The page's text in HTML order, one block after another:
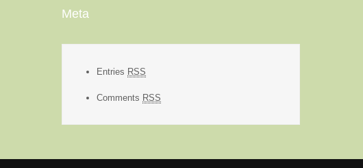
Meta
Entries RSS
Comments RSS